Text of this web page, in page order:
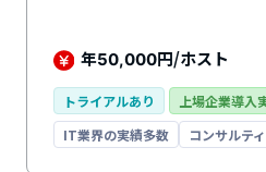
年50,000円/ホスト
トライアルあり
上場企業導入
IT業界の実績多数
コンサルテ